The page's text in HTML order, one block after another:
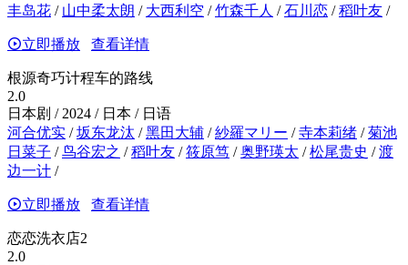
丰岛花 / 山中柔太朗 / 大西利空 /竹森千人 /石川恋 /稻叶友 /
立即播放 查看详情
根源奇巧计程车的路线
2.0
日本剧 / 2024 / 日本 / 日语
河合优实 /坂东龙汰 /黑田大辅 /紗羅マリー /寺本莉绪 /菊池
日菜子 /鸟谷宏之 /稻叶友 /筱原笃 /奥野瑛太 /松尾贵史 /渡
边一计 /
立即播放 查看详情
恋恋洗衣店2
2.0